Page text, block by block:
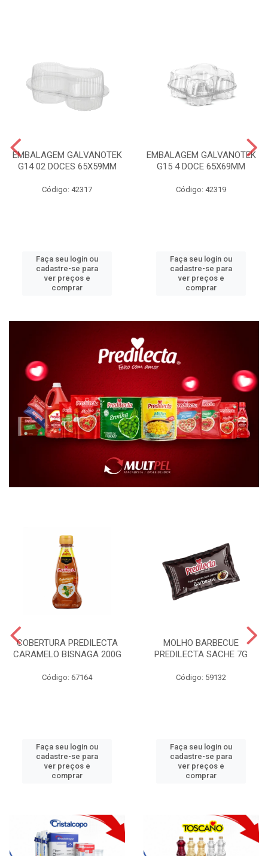
EMBALAGEM GALVANOTEK
G14 02 DOCES 65X59MM
Código: 42317
Faça seu login ou
cadastre-se para
ver preços e
comprar
EMBALAGEM GALVANOTEK
G15 4 DOCE 65X69MM
Código: 42319
Faça seu login ou
cadastre-se para
ver preços e
comprar
COBERTURA PREDILECTA
CARAMELO BISNAGA 200G
Código: 67164
Faça seu login ou
cadastre-se para
ver preços e
comprar
MOLHO BARBECUE
PREDILECTA SACHE 7G
Código: 59132
Faça seu login ou
cadastre-se para
ver preços e
comprar